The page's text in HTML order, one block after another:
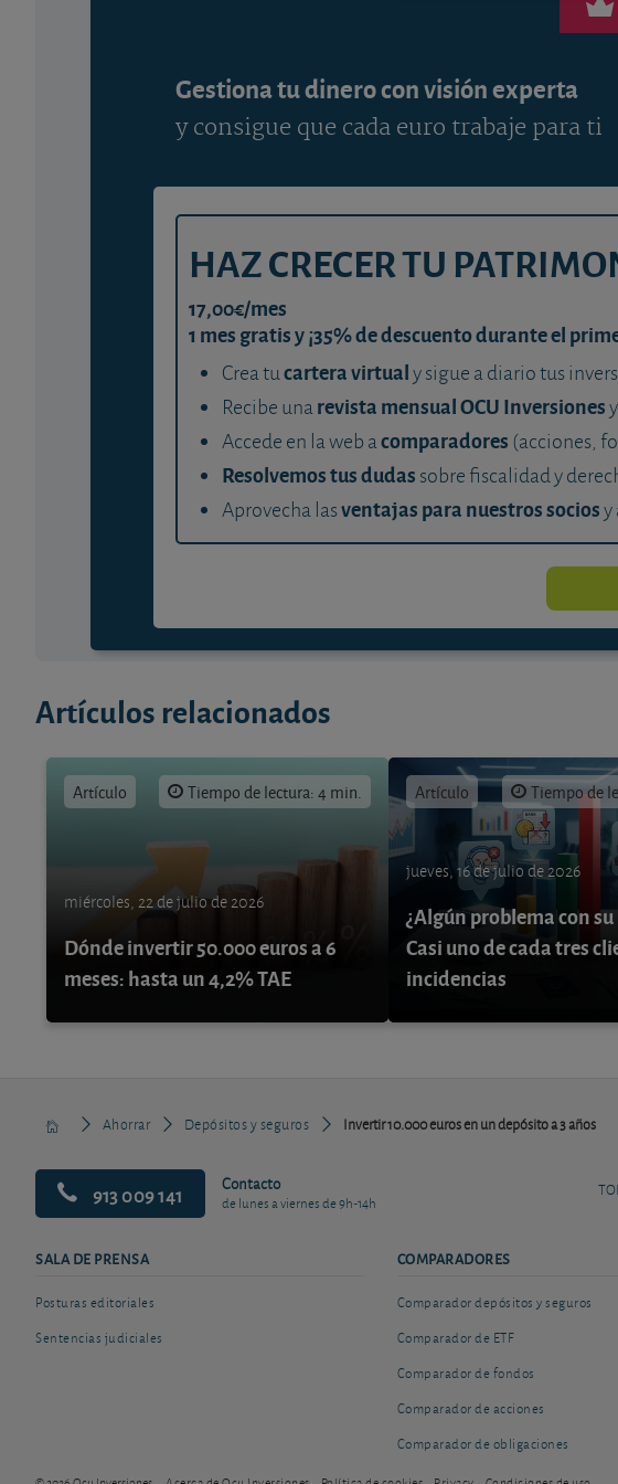
Gestiona tu dinero con visión experta
y consigue que cada euro trabaje para ti
HAZ CRECER TU
17,00€/mes
1 mes gratis y ¡35% de descuento durante el
Crea tucartera virtualy sigue a diario tus
Recibe unarevista mensual OCU Inversiones
Accede en la web acomparadores (acciones,
Resolvemos tus dudas sobre fiscalidad y
Aprovecha lasventajas para nuestros sociosy
Artículos relacionados
Artículo Tiempo de lectura: 4 min.
miércoles, 22 de julio de 2026
Dónde invertir 50.000 euros a 6
meses: hasta un 4,2% TAE
Artículo Tiempo de
jueves, 16 de julio de 2026
¿Algún problema con su
Casi uno de cada tres
incidencias
Ahorrar Depósitos y seguros Invertir 10.000 euros en un depósito a 3 años
913 009 141 Contacto
de lunes a viernes de 9h-14h
SALA DE PRENSA
Posturas editoriales
Sentencias judiciales
COMPARADORES
Comparador depósitos y seguros
Comparador de ETF
Comparador de fondos
Comparador de acciones
Comparador de obligaciones